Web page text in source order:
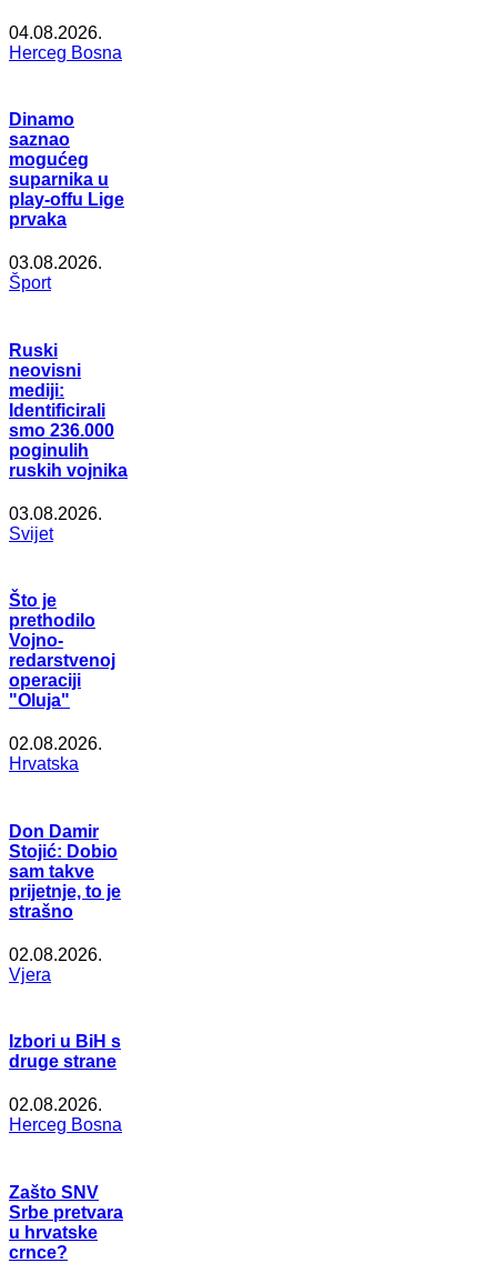
04.08.2026.
Herceg Bosna
Dinamo
saznao
mogućeg
suparnika u
play-offu Lige
prvaka
03.08.2026.
Šport
Ruski
neovisni
mediji:
Identificirali
smo 236.000
poginulih
ruskih vojnika
03.08.2026.
Svijet
Što je
prethodilo
Vojno-
redarstvenoj
operaciji
"Oluja"
02.08.2026.
Hrvatska
Don Damir
Stojić: Dobio
sam takve
prijetnje, to je
strašno
02.08.2026.
Vjera
Izbori u BiH s
druge strane
02.08.2026.
Herceg Bosna
Zašto SNV
Srbe pretvara
u hrvatske
crnce?